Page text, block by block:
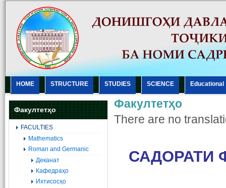
HOME STRUCTURE STUDIES SCIENCE Еducational
Факултетҳо
FACULTIES
Mathematics
Roman and Germanic
Деканат
Кафедраҳо
Ихтисосҳо
Факултетҳо
There are no
САДОРАТИ